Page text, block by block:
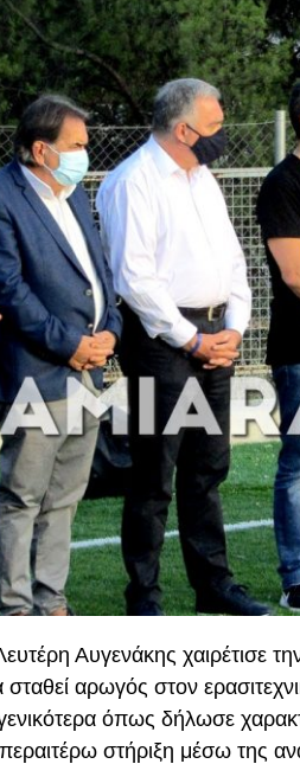
Αυγενάκης χαιρέτισε
αρωγός στον
όπως δήλωσε
στήριξη μέσω της